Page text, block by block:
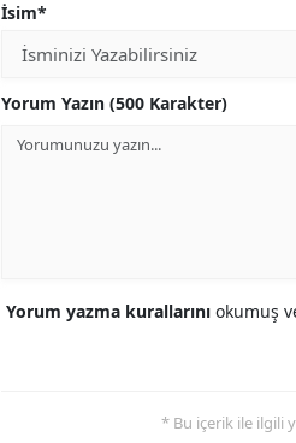
İsim*
Yorum Yazın (500 Karakter)
Yorum yazma kurallarını okumuş
* Bu içerik ile ilgili